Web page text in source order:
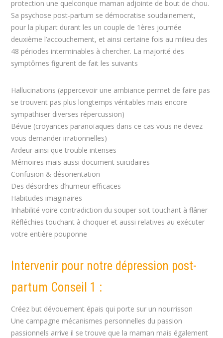
protection une quelconque maman adjointe de bout de chou.
Sa psychose post-partum se démocratise soudainement,
pour la plupart durant les un couple de 1ères journée
deuxième l’accouchement, et ainsi certaine fois au milieu des
48 périodes interminables à chercher. La majorité des
symptômes figurent de fait les suivants
Hallucinations (appercevoir une ambiance permet de faire pas
se trouvent pas plus longtemps véritables mais encore
sympathiser diverses répercussion)
Bévue (croyances paranoïaques dans ce cas vous ne devez
vous demander irrationnelles)
Ardeur ainsi que trouble intenses
Mémoires mais aussi document suicidaires
Confusion & désorientation
Des désordres d’humeur efficaces
Habitudes imaginaires
Inhabilité voire contradiction du souper soit touchant à flâner
Réfléchies touchant à choquer et aussi relatives au exécuter
votre entière pouponne
Intervenir pour notre dépression post-
partum Conseil 1 :
Créez but dévouement épais qui porte sur un nourrisson
Une campagne mécanismes personnelles du passion
passionnels arrive il se trouve que la maman mais également